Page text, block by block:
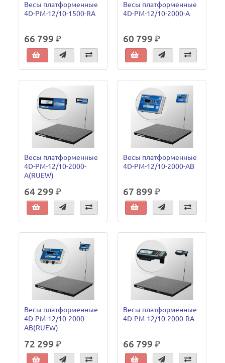
Весы платформенные
4D-PM-12/10-1500-RA
66 799 ₽
Весы платформенные
4D-PM-12/10-2000-A
60 799 ₽
Весы платформенные
4D-PM-12/10-2000-
A(RUEW)
64 299 ₽
Весы платформенные
4D-PM-12/10-2000-AB
67 899 ₽
Весы платформенные
4D-PM-12/10-2000-
AB(RUEW)
72 299 ₽
Весы платформенные
4D-PM-12/10-2000-RA
66 799 ₽